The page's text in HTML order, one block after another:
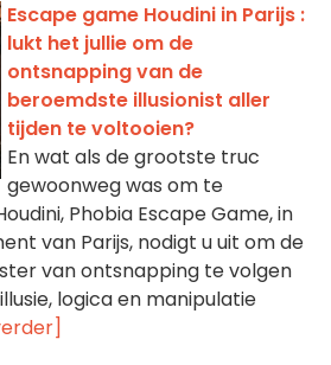
Escape game Houdini in Parijs :
lukt het jullie om de
ontsnapping van de
beroemdste illusionist aller
tijden te voltooien?
En wat als de grootste truc
gewoonweg was om te
Phobia Escape Game, in
van Parijs, nodigt u uit om de
van ontsnapping te volgen
logica en manipulatie